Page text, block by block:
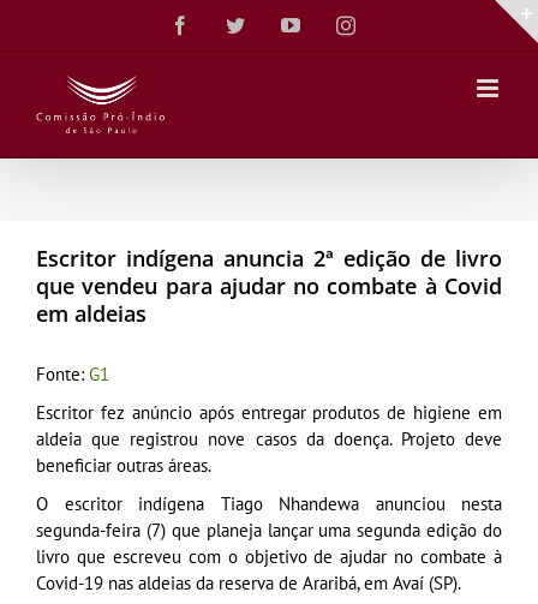
conteúdo
FacebookTwitterYouTubeInstagram
Escritor indígena anuncia 2ª edição de livro
que vendeu para ajudar no combate à Covid
em aldeias
Fonte: G1
Escritor fez anúncio após entregar produtos de higiene em
aldeia que registrou nove casos da doença. Projeto deve
beneficiar outras áreas.
O escritor indígena Tiago Nhandewa anunciou nesta
segunda-feira (7) que planeja lançar uma segunda edição do
livro que escreveu com o objetivo de ajudar no combate à
Covid-19 nas aldeias da reserva de Araribá, em Avaí (SP).